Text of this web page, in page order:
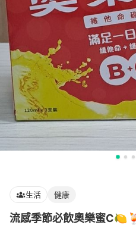
生活 健康
流感季節必飲奧樂蜜